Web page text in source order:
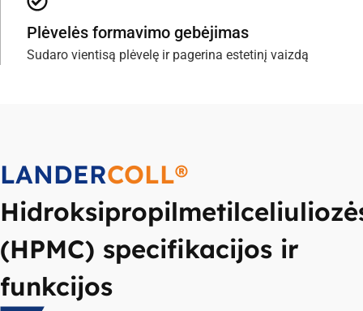
Plėvelės formavimo gebėjimas
Sudaro vientisą plėvelę ir pagerina estetinį vaizdą
LANDERCOLL®
(HPMC) specifikacijos ir
funkcijos